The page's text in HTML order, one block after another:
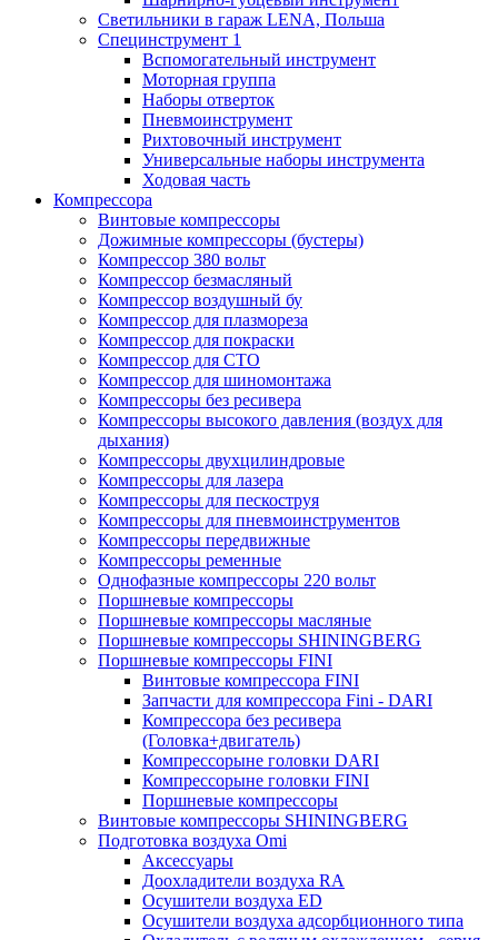
Светильники в гараж LENA, Польша
Специнструмент 1
Вспомогательный инструмент
Моторная группа
Наборы отверток
Пневмоинструмент
Рихтовочный инструмент
Универсальные наборы инструмента
Ходовая часть
Компрессора
Винтовые компрессоры
Дожимные компрессоры (бустеры)
Компрессор 380 вольт
Компрессор безмасляный
Компрессор воздушный бу
Компрессор для плазмореза
Компрессор для покраски
Компрессор для СТО
Компрессор для шиномонтажа
Компрессоры без ресивера
Компрессоры высокого давления (воздух для
дыхания)
Компрессоры двухцилиндровые
Компрессоры для лазера
Компрессоры для пескоструя
Компрессоры для пневмоинструментов
Компрессоры передвижные
Компрессоры ременные
Однофазные компрессоры 220 вольт
Поршневые компрессоры
Поршневые компрессоры масляные
Поршневые компрессоры SHININGBERG
Поршневые компрессоры FINI
Винтовые компрессора FINI
Запчасти для компрессора Fini - DARI
Компрессора без ресивера
(Головка+двигатель)
Компрессорыне головки DARI
Компрессорыне головки FINI
Поршневые компрессоры
Винтовые компрессоры SHININGBERG
Подготовка воздуха Omi
Аксессуары
Доохладители воздуха RA
Осушители воздуха ED
Осушители воздуха адсорбционного типа